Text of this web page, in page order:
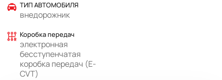
ТИП АВТОМОБИЛЯ
внедорожник
Коробка передач
электронная
бесступенчатая
коробка передач (E-
CVT)